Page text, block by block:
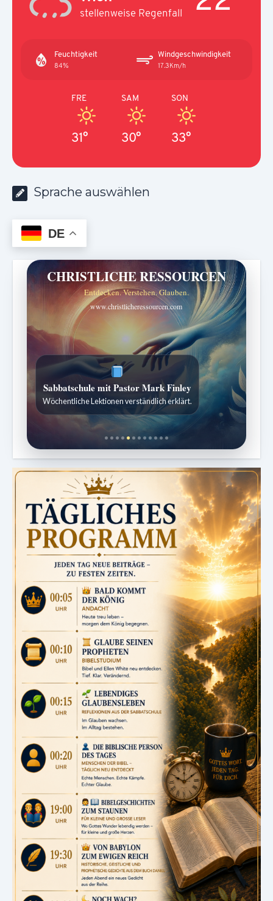
stellenweise Regenfall
Feuchtigkeit
84%
Windgeschwindigkeit
17.3Km/h
FRE
31°
SAM
30°
SON
33°
Sprache auswählen
DE
CHRISTLICHE RESSOURCEN
Entdecken. Verstehen. Glauben.
www.christlicheressourcen.com
Sabbatschule mit Pastor Mark Finley
Wöchentliche Lektionen verständlich erklärt.